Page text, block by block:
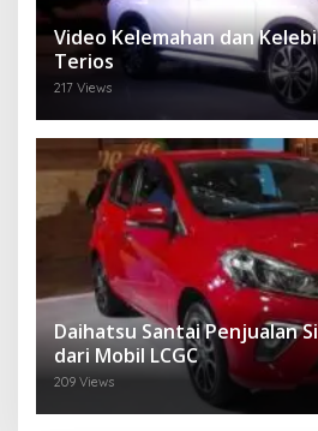
Video Kelemahan dan
Terios
217 Views
Daihatsu Santai Penjualan
dari Mobil LCGC
209 Views